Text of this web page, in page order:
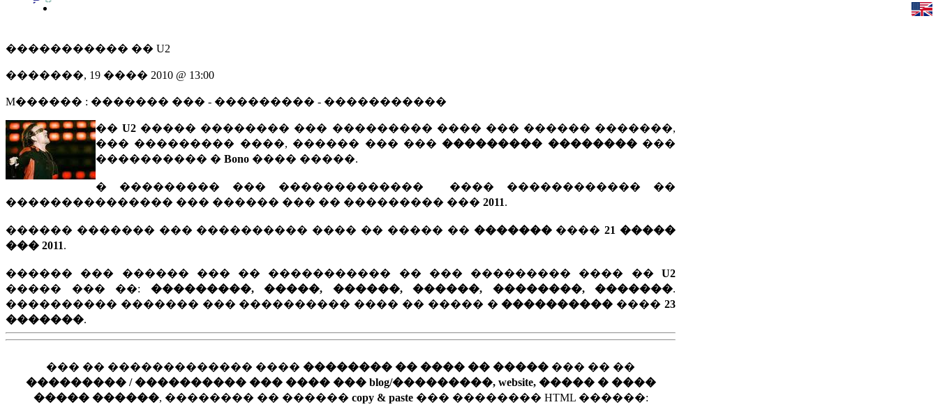
����������� �� U2
�������, 19 ���� 2010 @ 13:00
M������ : ������� ��� - ��������� - �����������
��U2 ����� �������� ��� ��������� ���� ��� ������ �������,
��� ��������� ����, ������ ��� ������������ �����������
���������� � Bono ���� �����.
� ��������� ��� ������������� ���� ������������ ��
��������������� ��� ������ ��� �� ��������� ��� 2011.
������ ������� ��� ���������� ���� �� ����� �� �����������21 �����
��� 2011.
������ ��� ������ ��� �� ����������� �� ��� ��������� ���� �� U2
����� ��� ��: ���������, �����, ������, ������, ��������, �������.
���������� ������� ��� ���������� ���� �� ����� ����������� ����23
�������.
��� �� ������������� ���� �������� �� ���� �� ����� ��� �� ��
��������� / ���������� ��� ���� ��� blog/���������, website, ����� � ����
����� ������, �������� �� ������ copy & paste��� �������� HTML ������: